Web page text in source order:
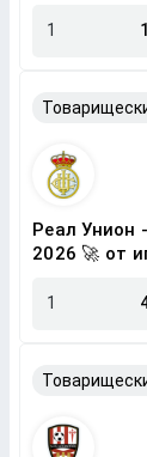
1
Реал Унион
2026 🚀 от
1